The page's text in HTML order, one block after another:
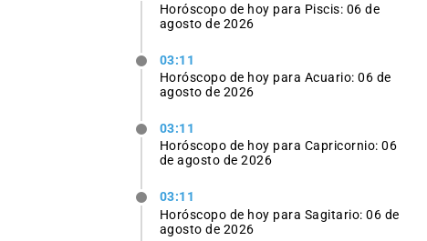
Horóscopo de hoy para Piscis: 06 de
agosto de 2026
03:11
Horóscopo de hoy para Acuario: 06 de
agosto de 2026
03:11
Horóscopo de hoy para Capricornio: 06
de agosto de 2026
03:11
Horóscopo de hoy para Sagitario: 06 de
agosto de 2026